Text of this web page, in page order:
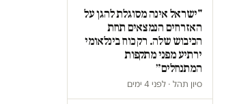
"ישראל אינה מסוגלת להגן על
האזרחים הנמצאים תחת
הכיבוש שלה. רק כוח בינלאומי
ירתיע מפני מתקפות
המתנחלים״
סיון תהל · לפני 4 ימים